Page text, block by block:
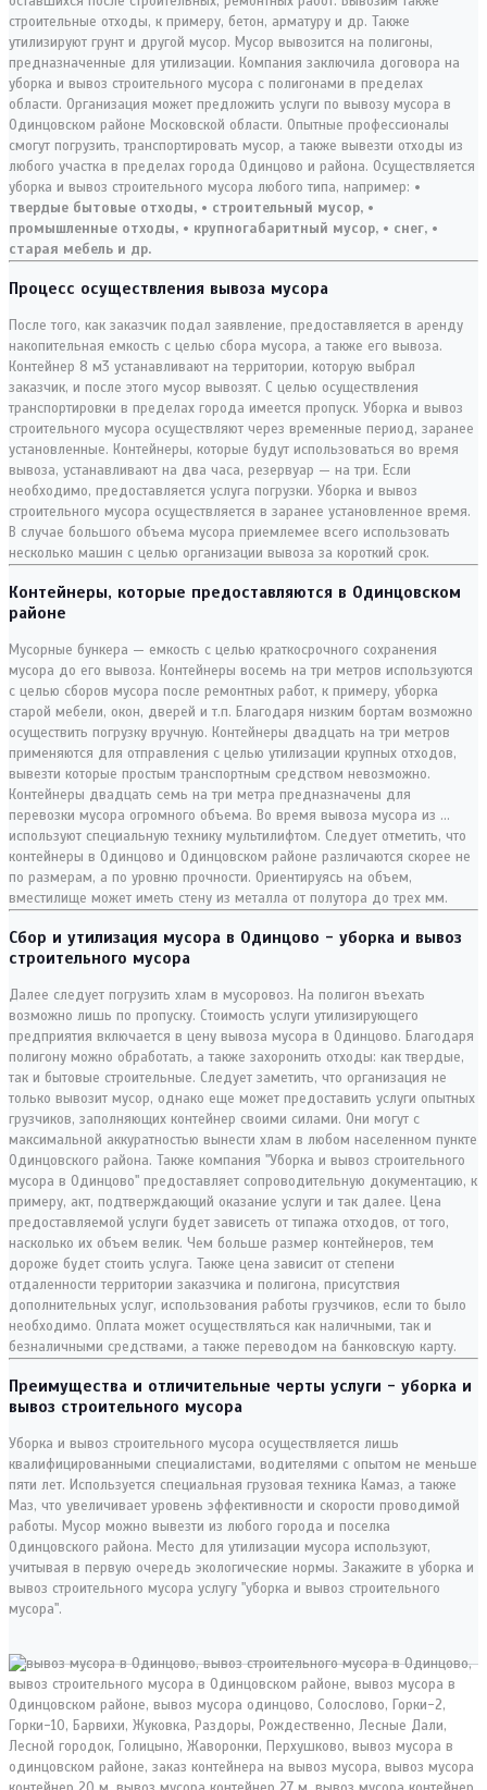
строительные отходы, к примеру, бетон, арматуру и др. Также
утилизируют грунт и другой мусор. Мусор вывозится на полигоны,
предназначенные для утилизации. Компания заключила договора на
уборка и вывоз строительного мусора с полигонами в пределах
области. Организация может предложить услуги по вывозу мусора в
Одинцовском районе Московской области. Опытные профессионалы
смогут погрузить, транспортировать мусор, а также вывезти отходы из
любого участка в пределах города Одинцово и района. Осуществляется
уборка и вывоз строительного мусора любого типа, например: •
твердые бытовые отходы, • строительный мусор, •
промышленные отходы, • крупногабаритный мусор, • снег, •
старая мебель и др.
Процесс осуществления вывоза мусора
После того, как заказчик подал заявление, предоставляется в аренду
накопительная емкость с целью сбора мусора, а также его вывоза.
Контейнер 8 м3 устанавливают на территории, которую выбрал
заказчик, и после этого мусор вывозят. С целью осуществления
транспортировки в пределах города имеется пропуск. Уборка и вывоз
строительного мусора осуществляют через временные период, заранее
установленные. Контейнеры, которые будут использоваться во время
вывоза, устанавливают на два часа, резервуар — на три. Если
необходимо, предоставляется услуга погрузки. Уборка и вывоз
строительного мусора осуществляется в заранее установленное время.
В случае большого объема мусора приемлемее всего использовать
несколько машин с целью организации вывоза за короткий срок.
Контейнеры, которые предоставляются в Одинцовском
районе
Мусорные бункера — емкость с целью краткосрочного сохранения
мусора до его вывоза. Контейнеры восемь на три метров используются
с целью сборов мусора после ремонтных работ, к примеру, уборка
старой мебели, окон, дверей и т.п. Благодаря низким бортам возможно
осуществить погрузку вручную. Контейнеры двадцать на три метров
применяются для отправления с целью утилизации крупных отходов,
вывезти которые простым транспортным средством невозможно.
Контейнеры двадцать семь на три метра предназначены для
перевозки мусора огромного объема. Во время вывоза мусора из …
используют специальную технику мультилифтом. Следует отметить, что
контейнеры в Одинцово и Одинцовском районе различаются скорее не
по размерам, а по уровню прочности. Ориентируясь на объем,
вместилище может иметь стену из металла от полутора до трех мм.
Сбор и утилизация мусора в Одинцово - уборка и вывоз
строительного мусора
Далее следует погрузить хлам в мусоровоз. На полигон въехать
возможно лишь по пропуску. Стоимость услуги утилизирующего
предприятия включается в цену вывоза мусора в Одинцово. Благодаря
полигону можно обработать, а также захоронить отходы: как твердые,
так и бытовые строительные. Следует заметить, что организация не
только вывозит мусор, однако еще может предоставить услуги опытных
грузчиков, заполняющих контейнер своими силами. Они могут с
максимальной аккуратностью вынести хлам в любом населенном пункте
Одинцовского района. Также компания "Уборка и вывоз строительного
мусора в Одинцово" предоставляет сопроводительную документацию, к
примеру, акт, подтверждающий оказание услуги и так далее. Цена
предоставляемой услуги будет зависеть от типажа отходов, от того,
насколько их объем велик. Чем больше размер контейнеров, тем
дороже будет стоить услуга. Также цена зависит от степени
отдаленности территории заказчика и полигона, присутствия
дополнительных услуг, использования работы грузчиков, если то было
необходимо. Оплата может осуществляться как наличными, так и
безналичными средствами, а также переводом на банковскую карту.
Преимущества и отличительные черты услуги - уборка и
вывоз строительного мусора
Уборка и вывоз строительного мусора осуществляется лишь
квалифицированными специалистами, водителями с опытом не меньше
пяти лет. Используется специальная грузовая техника Камаз, а также
Маз, что увеличивает уровень эффективности и скорости проводимой
работы. Мусор можно вывезти из любого города и поселка
Одинцовского района. Место для утилизации мусора используют,
учитывая в первую очередь экологические нормы. Закажите в уборка и
вывоз строительного мусора услугу "уборка и вывоз строительного
мусора".